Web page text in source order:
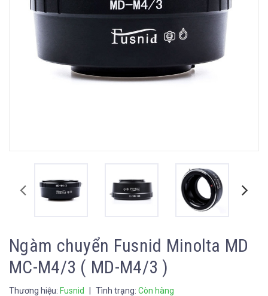
Ngàm chuyển Fusnid Minolta MD
MC-M4/3 ( MD-M4/3 )
Thương hiệu: Fusnid Tình trạng: Còn hàng